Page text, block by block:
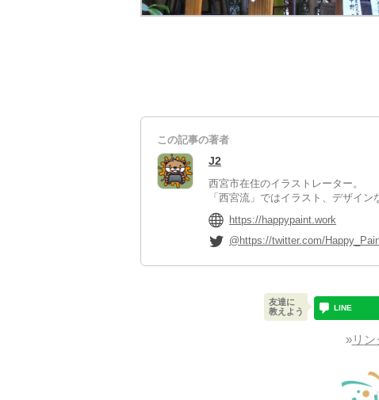
この記事の著者
J2
西宮市在住のイラストレーター。
「西宮流」ではイラスト、デザイン
https://happypaint.work
@https://twitter.com/
友達に
教えよう
LINE
»リン